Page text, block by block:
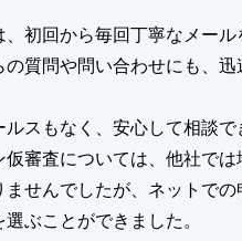
初回から毎回丁寧なメール
の質問や問い合わせにも、
スもなく、安心して相談で
仮審査については、他社で
ませんでしたが、ネットで
ぶことができました。